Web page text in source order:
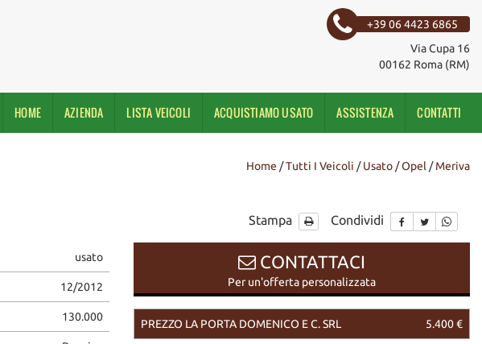
+39 06 4423 6865
Via Cupa 16
00162 Roma (RM)
HOME AZIENDA LISTA VEICOLI ACQUISTIAMO USATO ASSISTENZA CONTATTI
Home /Tutti I Veicoli /Usato /Opel /Meriva
Stampa Condividi
usato
12/2012
130.000
CONTATTACI
Per un'offerta personalizzata
PREZZO LA PORTA DOMENICO E C. SRL 5.400 €